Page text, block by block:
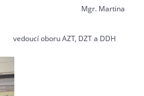
DZT a DDH